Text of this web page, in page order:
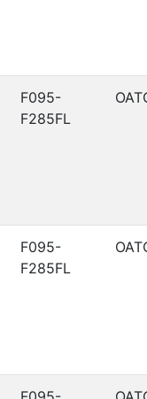
F095-
F285FL
F095-
F285FL